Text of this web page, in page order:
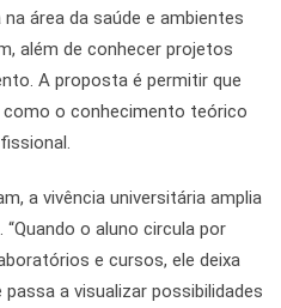
área da saúde e ambientes
além de conhecer projetos
A proposta é permitir que
o conhecimento teórico
a vivência universitária amplia
o aluno circula por
e cursos, ele deixa
a visualizar possibilidades